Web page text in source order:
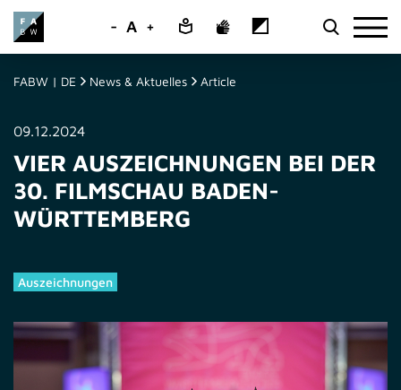
- A +
FABW | DE News & Aktuelles Article
09.12.2024
VIER AUSZEICHNUNGEN BEI DER
30. FILMSCHAU BADEN-
WÜRTTEMBERG
Auszeichnungen